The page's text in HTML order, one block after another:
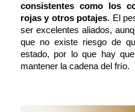
consistentes como los
rojas y otros potajes. El
ser excelentes aliados,
que no existe riesgo de
estado, por lo que hay
mantener la cadena del frío.